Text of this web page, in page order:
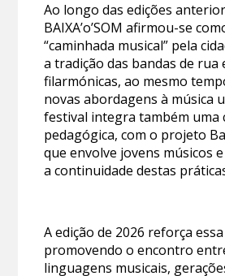
Ao longo das edições
BAIXA’o’SOM afirmou-se
“caminhada musical” pela
a tradição das bandas de rua
filarmónicas, ao mesmo
novas abordagens à música
festival integra também uma
pedagógica, com o projeto
que envolve jovens músicos
a continuidade destas
A edição de 2026 reforça
promovendo o encontro
linguagens musicais,